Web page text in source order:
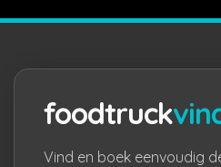
foodtruck
Vind en boek eenvoudig